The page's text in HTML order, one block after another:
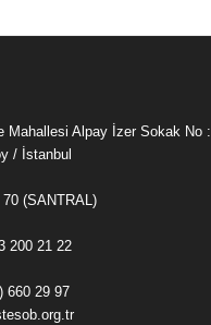
Mahallesi Alpay İzer Sokak No :
/ İstanbul
(SANTRAL)
200 21 22
660 29 97